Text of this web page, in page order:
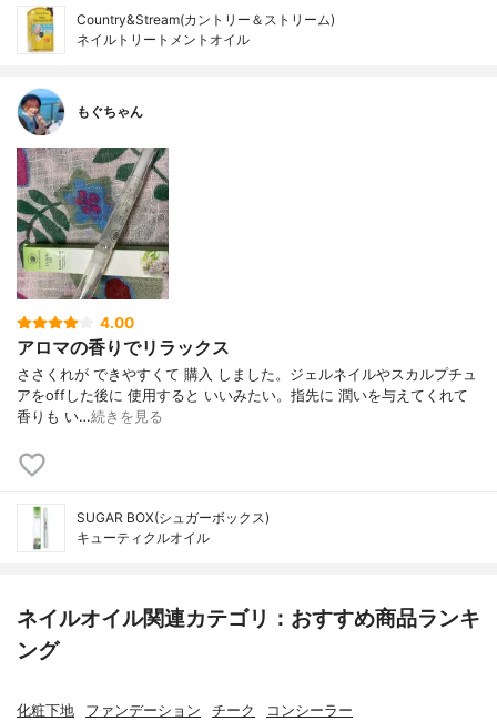
Country&Stream(カントリー＆ストリーム)
ネイルトリートメントオイル
もぐちゃん
4.00
アロマの香りでリラックス
ささくれが できやすくて 購入 しました。ジェルネイルやスカルプチュ
アをoffした後に 使用すると いいみたい。指先に 潤いを与えてくれて
香りも い…続きを見る
SUGAR BOX(シュガーボックス)
キューティクルオイル
ネイルオイル関連カテゴリ：おすすめ商品ランキ
ング
化粧下地 ファンデーション チーク コンシーラー